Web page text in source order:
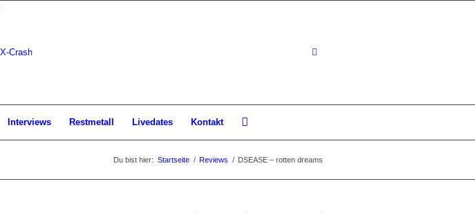
Interviews Restmetall Livedates Kontakt
Du bist hier: Startseite / Reviews / DSEASE – rotten dreams